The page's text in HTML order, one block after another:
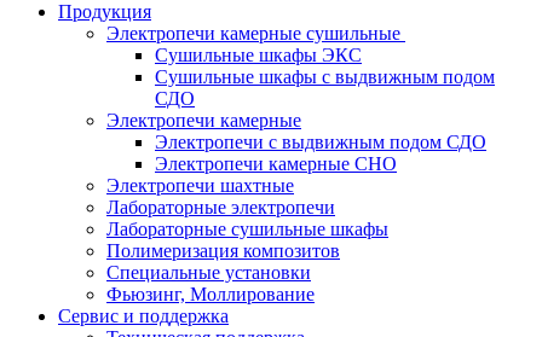
Продукция
Электропечи камерные сушильные
Сушильные шкафы ЭКС
Сушильные шкафы с выдвижным подом
СДО
Электропечи камерные
Электропечи с выдвижным подом СДО
Электропечи камерные СНО
Электропечи шахтные
Лабораторные электропечи
Лабораторные сушильные шкафы
Полимеризация композитов
Специальные установки
Фьюзинг, Моллирование
Сервис и поддержка